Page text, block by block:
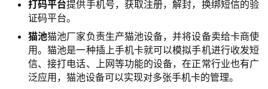
打码平台提供手机号，获取注册，解封，换绑短信的验
证码平台。
猫池猫池厂家负责生产猫池设备，并将设备卖给卡商使
用。猫池是一种插上手机卡就可以模拟手机进行收发短
信、接打电话、上网等功能的设备，在正常行业也有广
泛应用，猫池设备可以实现对多张手机卡的管理。